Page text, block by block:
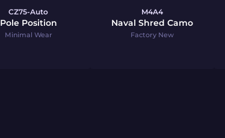
CZ75-Auto
Pole Position
Minimal Wear
M4A4
Naval Shred Camo
Factory New